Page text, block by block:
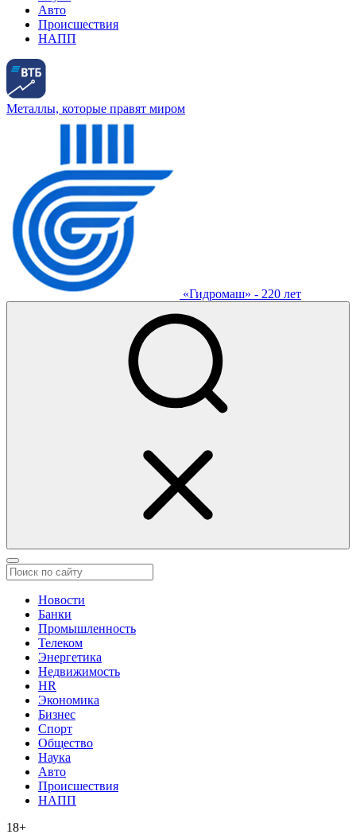
Авто
Происшествия
НАПП
Металлы, которые правят миром
«Гидромаш» - 220 лет
Новости
Банки
Промышленность
Телеком
Энергетика
Недвижимость
HR
Экономика
Бизнес
Спорт
Общество
Наука
Авто
Происшествия
НАПП
18+